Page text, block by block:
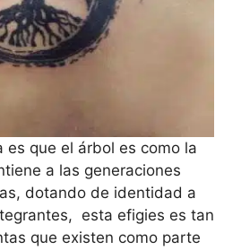
es que el árbol es como la
a las generaciones
dotando de identidad a
esta efigies es tan
que existen como parte